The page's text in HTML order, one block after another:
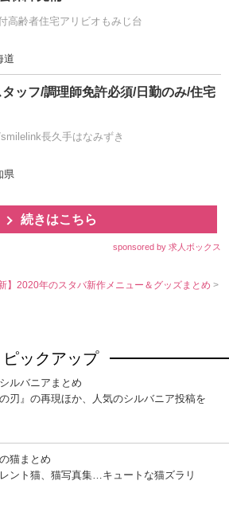
高齢者住宅アリビオもみじ台
道
タッフ/調理師免許必須/日勤のみ/住宅
長久手はなみずき
県
続きはこちら
sponsored by 求人ボックス
新】2020年のスタバ新作メニュー＆グッズまとめ>
ピックアップ
ルバニアまとめ
の刃』の再現ほか、人気のシルバニア投稿を
猫まとめ
ント猫、猫写真集…キュートな猫ズラリ